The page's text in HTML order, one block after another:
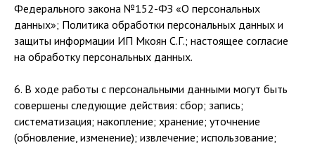
Федерального закона №152-ФЗ «О персональных
данных»; Политика обработки персональных данных и
защиты информации ИП Мкоян С.Г.; настоящее согласие
на обработку персональных данных.
6. В ходе работы с персональными данными могут быть
совершены следующие действия: сбор; запись;
систематизация; накопление; хранение; уточнение
(обновление, изменение); извлечение; использование;